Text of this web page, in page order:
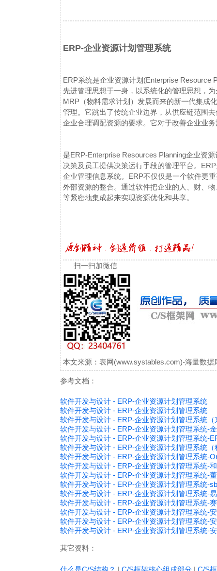
ERP-企业资源计划管理系统
ERP系统是企业资源计划(Enterprise Resource
先进管理思想于一身，以系统化的管理思想，
MRP（物料需求计划）发展而来的新一代集成
管理。它跳出了传统企业边界，从供应链范围
企业合理调配资源的要求。它对于改善企业业
是ERP-Enterprise Resources Planning企业资
决策及员工提供决策运行手段的管理平台。
企业管理信息系统。ERP不仅仅是一个软件更
外部资源的整合。通过软件把企业的人、财、
等紧密地集成起来实现资源优化和共享。
扫一扫加微信
本文来源：表网(www.systables.com)-海量数
参考文档：
软件开发与设计 - ERP-企业资源计划管理系统
软件开发与设计 - ERP-企业资源计划管理系统
软件开发与设计 - ERP-企业资源计划管理系统
软件开发与设计 - ERP-企业资源计划管理系统-
软件开发与设计 - ERP-企业资源计划管理系统-
软件开发与设计 - ERP-企业资源计划管理系统
软件开发与设计 - ERP-企业资源计划管理系统-
软件开发与设计 - ERP-企业资源计划管理系统-
软件开发与设计 - ERP-企业资源计划管理系统-
软件开发与设计 - ERP-企业资源计划管理系统-
软件开发与设计 - ERP-企业资源计划管理系统-
软件开发与设计 - ERP-企业资源计划管理系统-
软件开发与设计 - ERP-企业资源计划管理系统-
软件开发与设计 - ERP-企业资源计划管理系统-
软件开发与设计 - ERP-企业资源计划管理系统-
其它资料：